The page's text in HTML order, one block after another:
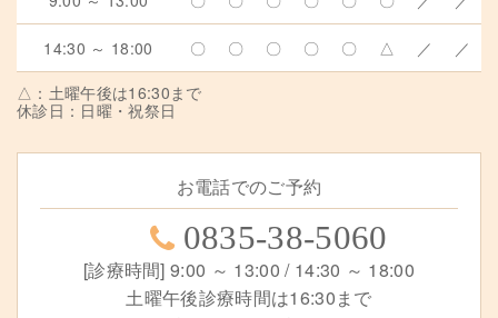
14:30 ～ 18:00 〇 〇 〇 〇 〇 △ ／
／
△：土曜午後は16:30まで
休診日：日曜・祝祭日
お電話でのご予約
0835-38-5060
[診療時間] 9:00 ～ 13:00 / 14:30 ～ 18:00
土曜午後診療時間は16:30まで